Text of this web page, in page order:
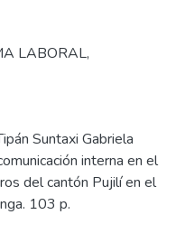
LABORAL,
Suntaxi Gabriela
interna en el
del cantón Pujilí en el
103 p.